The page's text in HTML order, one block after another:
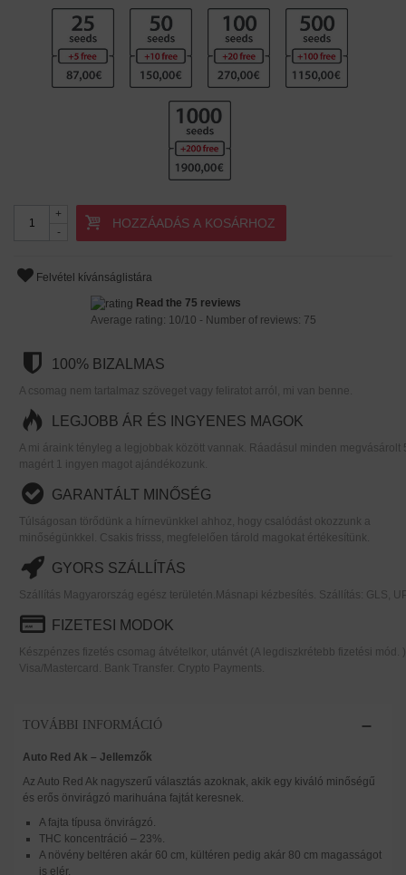
-
+
HOZZÁADÁS A KOSÁRHOZ
Felvétel kívánságlistára
Read the 75 reviews
Average rating: 10/10 - Number of reviews: 75
100% BIZALMAS
A csomag nem tartalmaz szöveget vagy feliratot arról, mi van benne.
LEGJOBB ÁR ÉS INGYENES MAGOK
A mi áraink tényleg a legjobbak között vannak. Ráadásul minden megvásárolt
magért 1 ingyen magot ajándékozunk.
GARANTÁLT MINŐSÉG
Túlságosan törődünk a hírnevünkkel ahhoz, hogy csalódást okozzunk a
minőségünkkel. Csakis frisss, megfelelően tárold magokat értékesítünk.
GYORS SZÁLLÍTÁS
Szállítás Magyarország egész területén.Másnapi kézbesítés. Szállítás: GLS,
FIZETESI MODOK
Készpénzes fizetés csomag átvételkor, utánvét (A legdiszkrétebb fizetési mód.
Visa/Mastercard. Bank Transfer. Crypto Payments.
TOVÁBBI INFORMÁCIÓ
Auto Red Ak – Jellemzők
Az Auto Red Ak nagyszerű választás azoknak, akik egy kiváló minőségű
és erős önvirágzó marihuána fajtát keresnek.
A fajta típusa önvirágzó.
THC koncentráció – 23%.
A növény beltéren akár 60 cm, kültéren pedig akár 80 cm magasságot
is elér.